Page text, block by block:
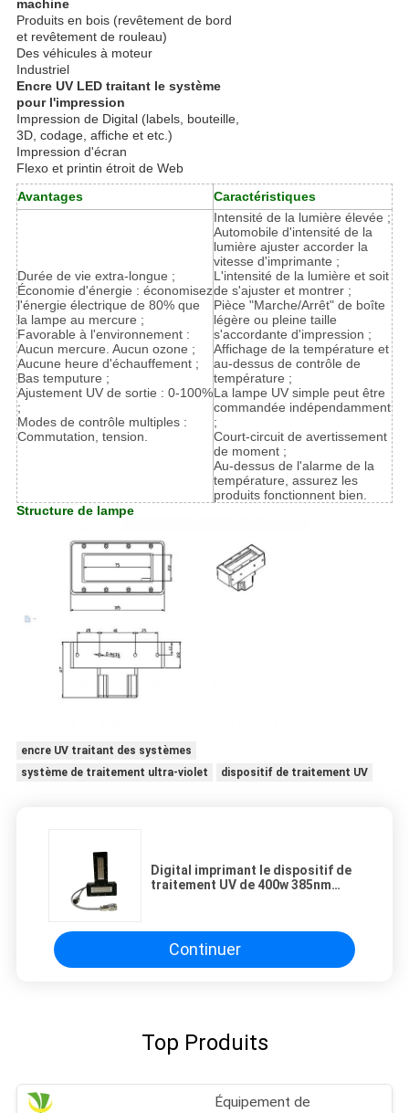
machine
Produits en bois (revêtement de bord
et revêtement de rouleau)
Des véhicules à moteur
Industriel
Encre UV LED traitant le système
pour l'impression
Impression de Digital (labels, bouteille,
3D, codage, affiche et etc.)
Impression d'écran
Flexo et printin étroit de Web
Avantages
Caractéristiques
Durée de vie extra-longue ;
Économie d'énergie : économisez
l'énergie électrique de 80% que
la lampe au mercure ;
Favorable à l'environnement :
Aucun mercure. Aucun ozone ;
Aucune heure d'échauffement ;
Bas temputure ;
Ajustement UV de sortie : 0-100%
;
Modes de contrôle multiples :
Commutation, tension.
Intensité de la lumière élevée ;
Automobile d'intensité de la
lumière ajuster accorder la
vitesse d'imprimante ;
L'intensité de la lumière et soit
de s'ajuster et montrer ;
Pièce "Marche/Arrêt" de boîte
légère ou pleine taille
s'accordante d'impression ;
Affichage de la température et
au-dessus de contrôle de
température ;
La lampe UV simple peut être
commandée indépendamment
;
Court-circuit de avertissement
de moment ;
Au-dessus de l'alarme de la
température, assurez les
produits fonctionnent bien.
Structure de lampe
encre UV traitant des systèmes
système de traitement ultra-violet
dispositif de traitement UV
Digital imprimant le dispositif de
traitement UV de 400w 385nm
Continuer
Top Produits
Équipement de